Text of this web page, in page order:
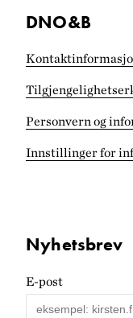
DNO&B
Personvern og
Innstillinger for
Nyhetsbrev
E-post